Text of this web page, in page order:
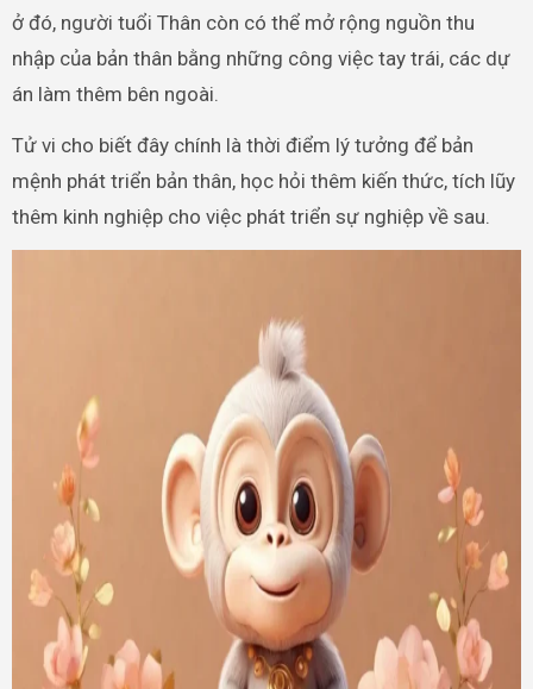
ở đó, người tuổi Thân còn có thể mở rộng nguồn thu
nhập của bản thân bằng những công việc tay trái, các dự
án làm thêm bên ngoài.
Tử vi cho biết đây chính là thời điểm lý tưởng để bản
mệnh phát triển bản thân, học hỏi thêm kiến thức, tích lũy
thêm kinh nghiệp cho việc phát triển sự nghiệp về sau.